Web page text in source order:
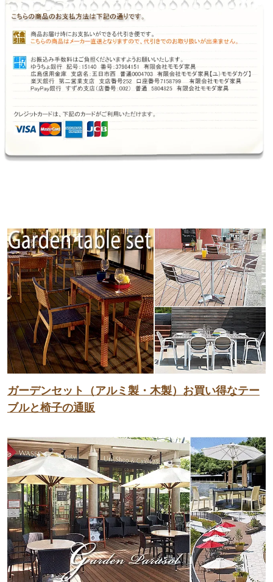
ガーデンセット（アルミ製・木製）お買い得なテー
ブルと椅子の通販